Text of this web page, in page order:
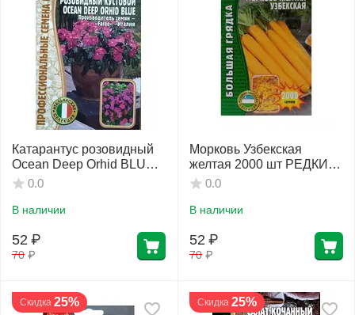
Катарантус розовидный
Ocean Deep Orhid BLUE 5
шт РЕДКИЕ СЕМЕНА
0.0
В наличии
70 ₽
52 ₽
Морковь Узбекская
желтая 2000 шт РЕДКИЕ
СЕМЕНА
0.0
В наличии
70 ₽
52 ₽
Скидка 25% Скидка 25%